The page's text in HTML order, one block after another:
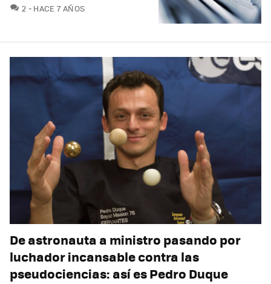
2 COMENTARIOS
HACE 7 AÑOS
De astronauta a ministro pasando por
luchador incansable contra las
pseudociencias: así es Pedro Duque